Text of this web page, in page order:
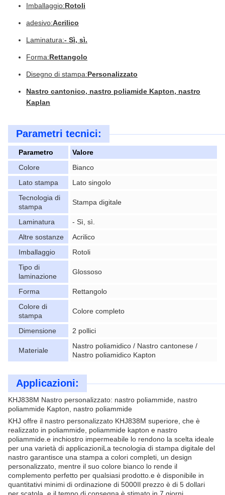
Imballaggio:Rotoli
adesivo:Acrilico
Laminatura:- Sì, sì.
Forma:Rettangolo
Disegno di stampa:Personalizzato
Nastro cantonico, nastro poliamide Kapton, nastro
Kaplan
Parametri tecnici:
Parametro
Valore
Colore
Bianco
Lato stampa
Lato singolo
Tecnologia di
stampa
Stampa digitale
Laminatura
- Sì, sì.
Altre sostanze
Acrilico
Imballaggio
Rotoli
Tipo di
laminazione
Glossoso
Forma
Rettangolo
Colore di
stampa
Colore completo
Dimensione 2 pollici
Materiale
Nastro poliamidico / Nastro cantonese /
Nastro poliamidico Kapton
Applicazioni:
KHJ838M Nastro personalizzato: nastro poliammide, nastro
poliammide Kapton, nastro poliammide
KHJ offre il nastro personalizzato KHJ838M superiore, che è
realizzato in poliammide, poliammide kapton e nastro
poliammide.e inchiostro impermeabile lo rendono la scelta ideale
per una varietà di applicazioniLa tecnologia di stampa digitale del
nastro garantisce una stampa a colori completi, un design
personalizzato, mentre il suo colore bianco lo rende il
complemento perfetto per qualsiasi prodotto.e è disponibile in
quantitativi minimi di ordinazione di 5000Il prezzo è di 5 dollari